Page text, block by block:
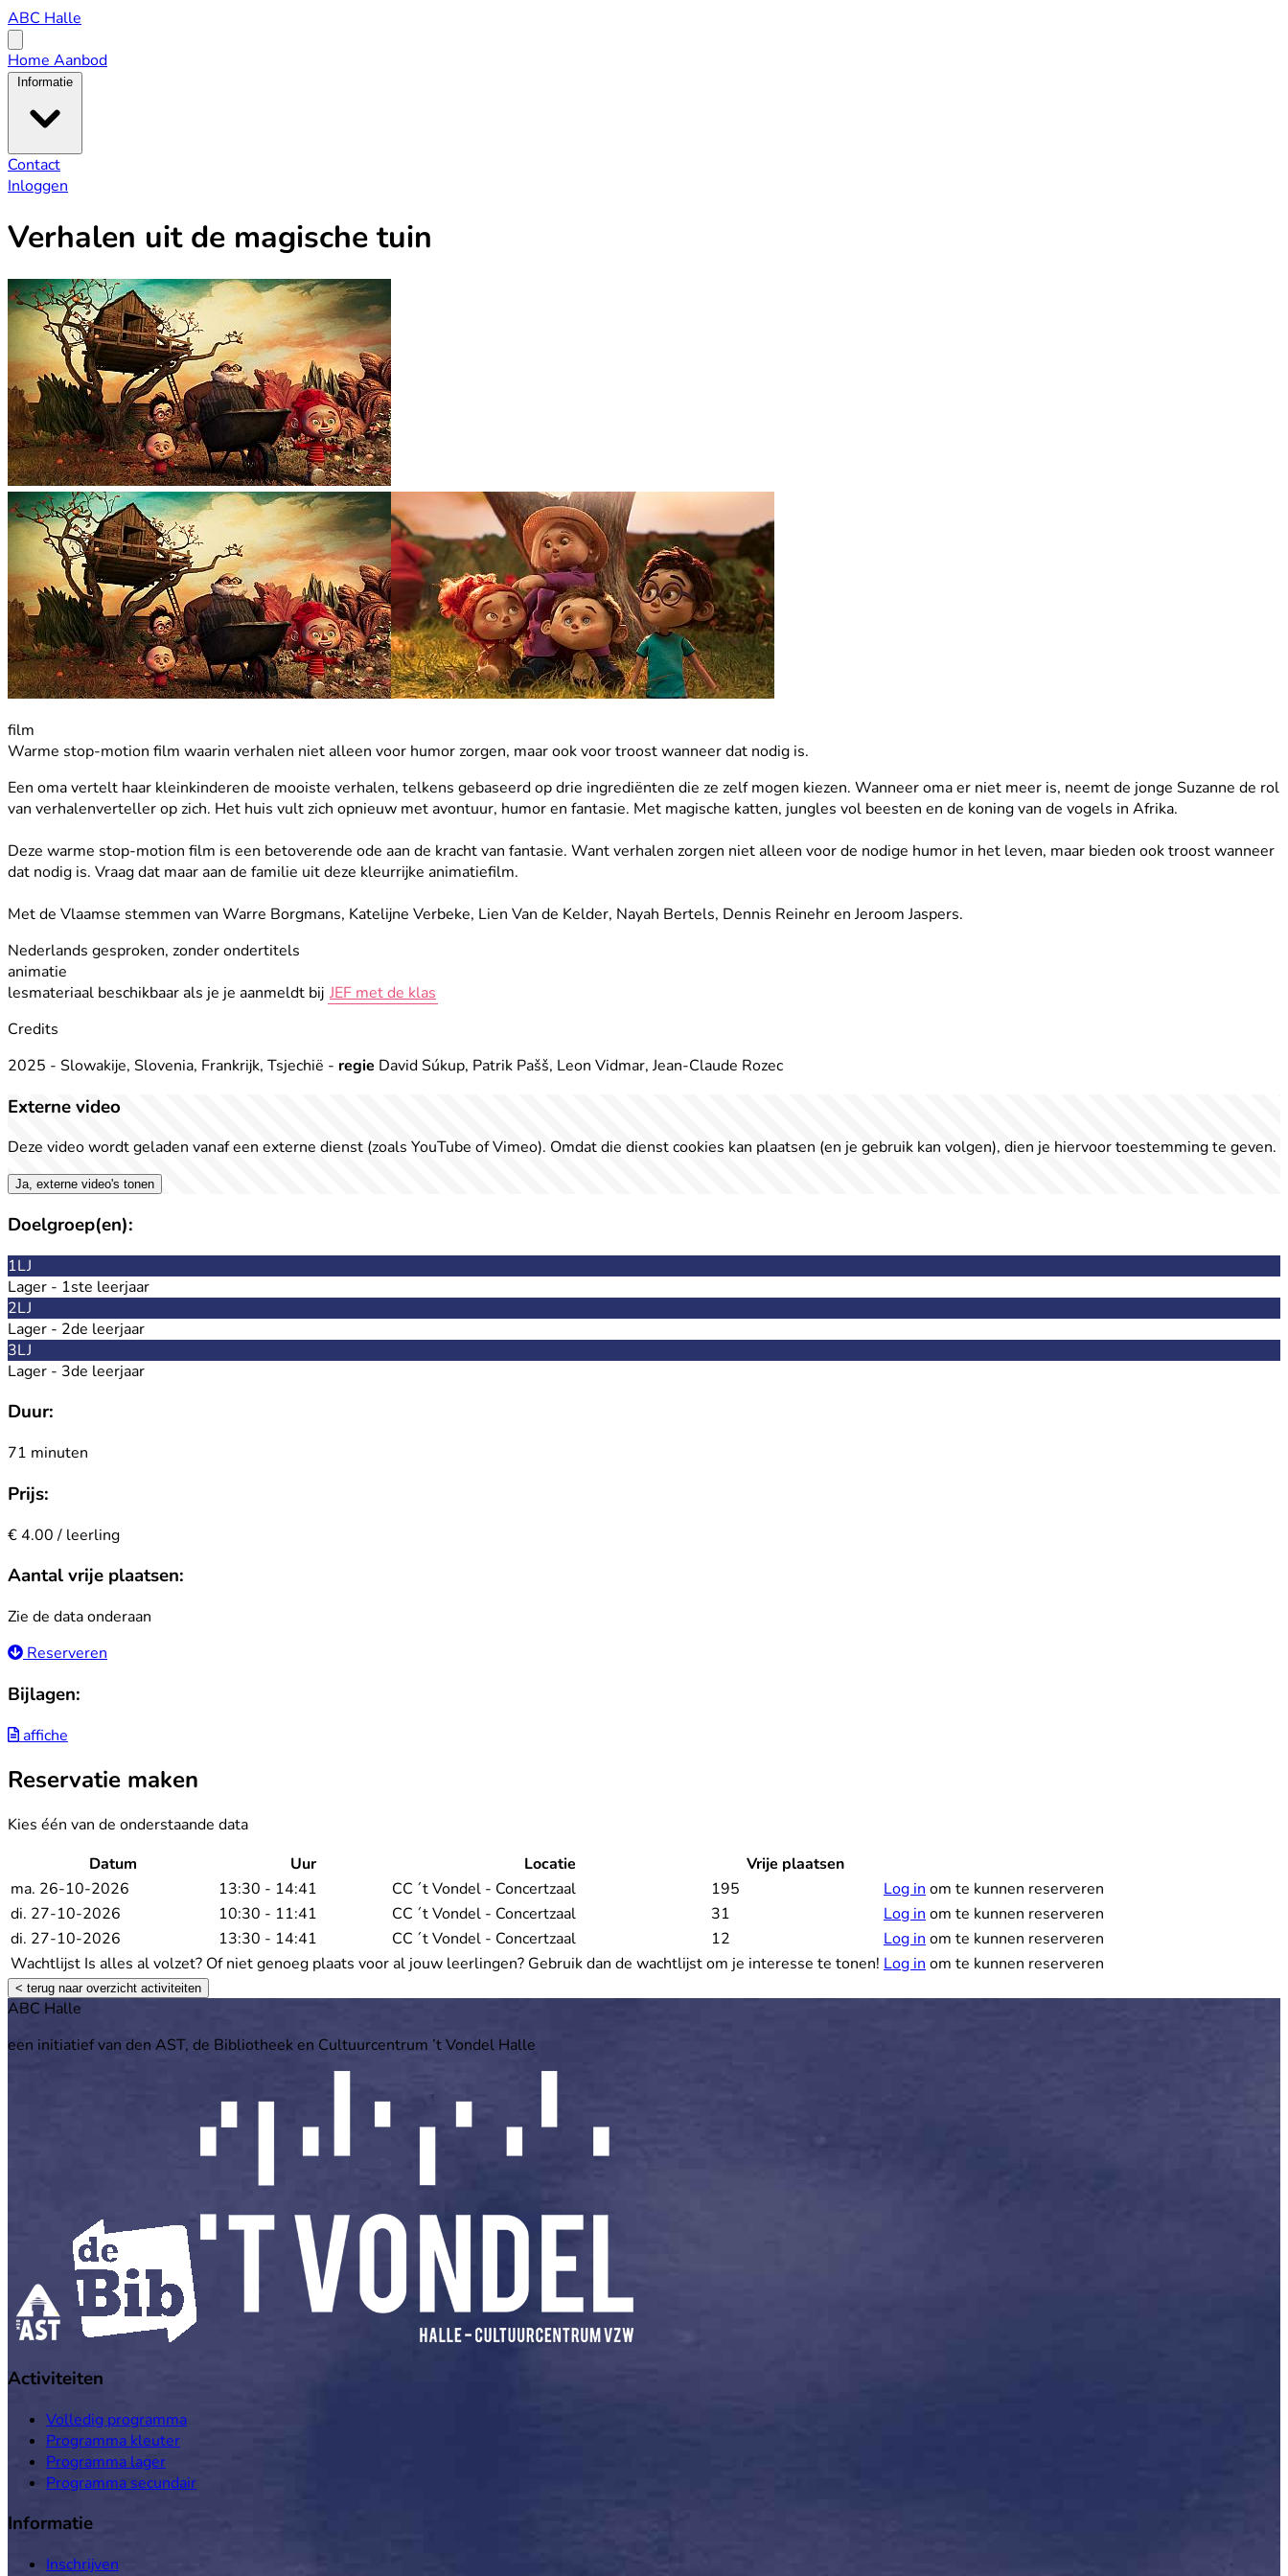
ABC
Halle
ABC Halle
menu
Home Aanbod
Informatie
Contact
Inloggen
Verhalen uit de magische tuin
film
Warme stop-motion film waarin verhalen niet alleen voor humor zorgen, maar ook voor troost wanneer dat nodig is.
Een oma vertelt haar kleinkinderen de mooiste verhalen, telkens gebaseerd op drie ingrediënten die ze zelf mogen kiezen. Wanneer oma er niet meer is, neemt de jonge Suzanne de rol
van verhalenverteller op zich. Het huis vult zich opnieuw met avontuur, humor en fantasie. Met magische katten, jungles vol beesten en de koning van de vogels in Afrika.
Deze warme stop-motion film is een betoverende ode aan de kracht van fantasie. Want verhalen zorgen niet alleen voor de nodige humor in het leven, maar bieden ook troost wanneer
dat nodig is. Vraag dat maar aan de familie uit deze kleurrijke animatiefilm.
Met de Vlaamse stemmen van Warre Borgmans, Katelijne Verbeke, Lien Van de Kelder, Nayah Bertels, Dennis Reinehr en Jeroom Jaspers.
Nederlands gesproken, zonder ondertitels
animatie
lesmateriaal beschikbaar als je je aanmeldt bij JEF met de klas
Credits
2025 - Slowakije, Slovenia, Frankrijk, Tsjechië - regie David Súkup, Patrik Pašš, Leon Vidmar, Jean-Claude Rozec
Externe video
Deze video wordt geladen vanaf een externe dienst (zoals YouTube of Vimeo). Omdat die dienst cookies kan plaatsen (en je gebruik kan volgen), dien je hiervoor toestemming te geven.
Ja, externe video's tonen
Doelgroep(en):
1LJ
Lager - 1ste leerjaar
2LJ
Lager - 2de leerjaar
3LJ
Lager - 3de leerjaar
Duur:
71 minuten
Prijs:
€ 4.00 / leerling
Aantal vrije plaatsen:
Zie de data onderaan
Reserveren
Bijlagen:
affiche
Reservatie maken
Kies één van de onderstaande data
Datum
Uur Locatie Vrije plaatsen
ma. 26-10-2026 13:30 - 14:41 CC ´t Vondel - Concertzaal 195 Log in om te kunnen reserveren
di. 27-10-2026
10:30 - 11:41 CC ´t Vondel - Concertzaal 31 Log in om te kunnen reserveren
di. 27-10-2026
13:30 - 14:41 CC ´t Vondel - Concertzaal 12 Log in om te kunnen reserveren
Wachtlijst Is alles al volzet? Of niet genoeg plaats voor al jouw leerlingen? Gebruik dan de wachtlijst om je interesse te tonen! Log in om te kunnen reserveren
< terug naar overzicht activiteiten
Footer
ABC Halle
een initiatief van den AST, de Bibliotheek en Cultuurcentrum ’t Vondel Halle
Activiteiten
Volledig programma
Programma kleuter
Programma lager
Programma secundair
Informatie
Inschrijven